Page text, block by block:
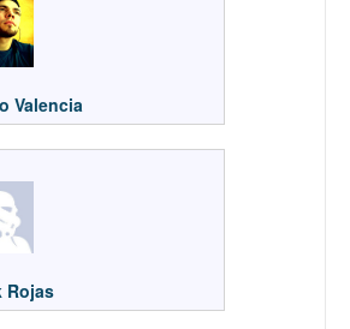
Valencia
Rojas